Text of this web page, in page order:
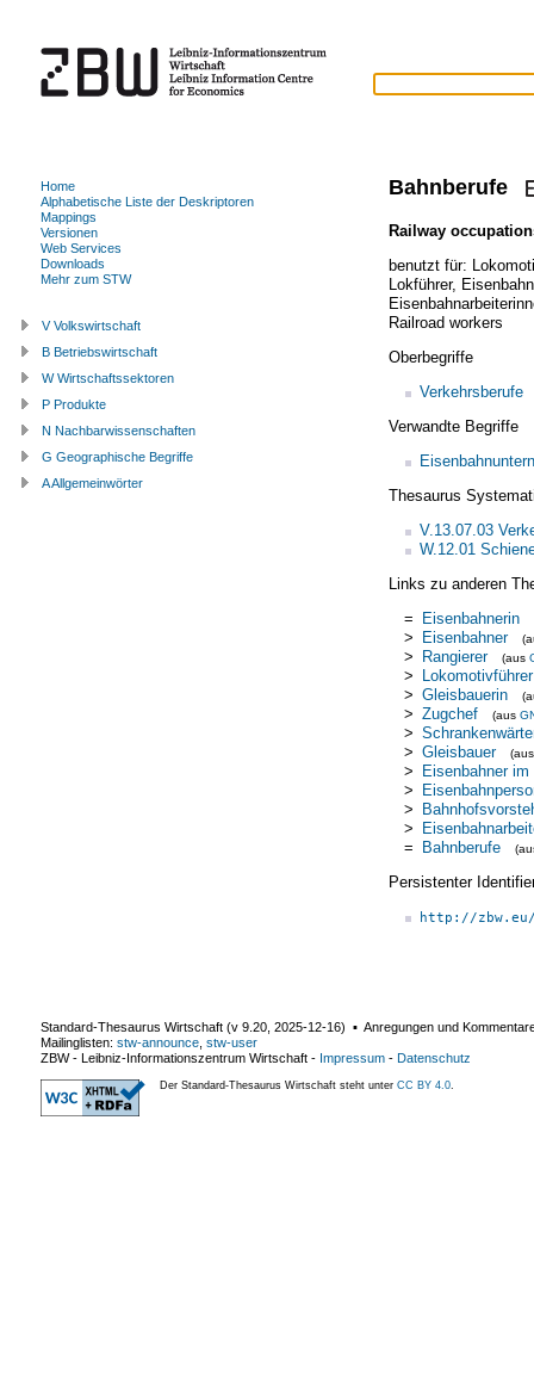
Bahnberufe
Railway
benutzt für:
Lokführer,
Railroad workers
Oberbegriffe
Verkehrsberufe
Verwandte Begriffe
Thesaurus
V.13.07.03
W.12.01
Links zu anderen
= Eisenbahnerin
> Eisenbahner
> Rangierer (aus
> Lokomotivführer
> Gleisbauerin
> Zugchef (aus
>
> Gleisbauer
> Eisenbahner
>
>
>
= Bahnberufe
Persistenter
http://
Home
Alphabetische Liste der Deskriptoren
Mappings
Versionen
Web Services
Downloads
Mehr zum STW
V Volkswirtschaft
B Betriebswirtschaft
W Wirtschaftssektoren
P Produkte
N Nachbarwissenschaften
G Geographische Begriffe
A Allgemeinwörter
Standard-Thesaurus Wirtschaft (v 9.20 2025-12-16) ▪ Anregungen und
Mailinglisten: stw-announce stw-user
ZBW - Leibniz-Informationszentrum Wirtschaft - Impressum - Datenschutz
Der Standard-Thesaurus Wirtschaft steht unter CC BY 4.0